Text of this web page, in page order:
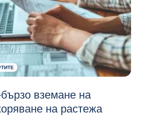
вземане на
на растежа